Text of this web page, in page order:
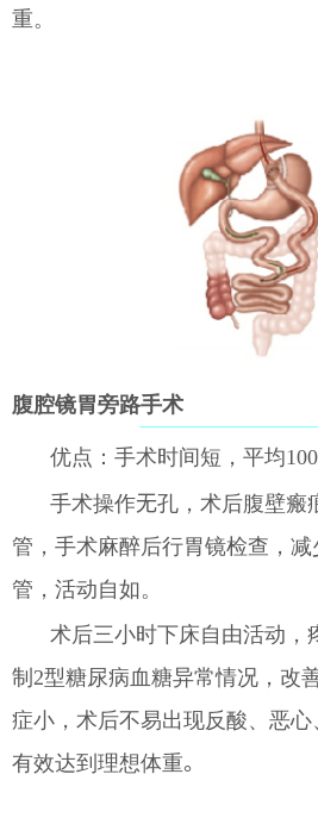
重。
腹腔镜胃旁路手术
优点：手术时间短，平均
手术操作无孔，术后腹壁瘢
管，手术麻醉后行胃镜检查，
管，活动自如。
术后三小时下床自由活动，
制2型糖尿病血糖异常情况，改
症小，术后不易出现反酸、恶
有效达到理想体重。